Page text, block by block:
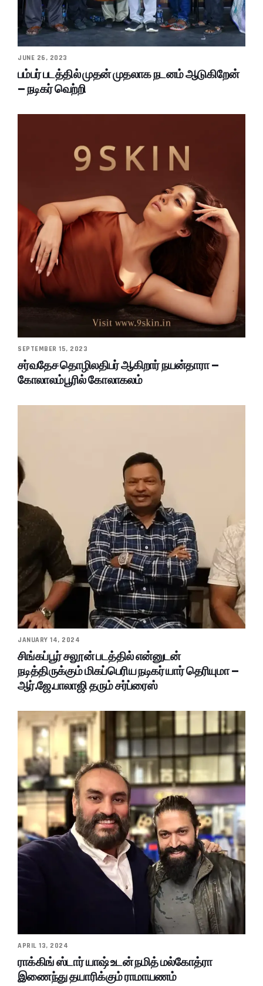
JUNE 26, 2023
பம்பர் படத்தில் முதன் முதலாக நடனம் ஆடுகிறேன்
– நடிகர் வெற்றி
SEPTEMBER 15, 2023
சர்வதேச தொழிலதிபர் ஆகிறார் நயன்தாரா –
கோலாலம்பூரில் கோலாகலம்
JANUARY 14, 2024
சிங்கப்பூர் சலூன் படத்தில் என்னுடன்
நடித்திருக்கும் மிகப்பெரிய நடிகர் யார் தெரியுமா –
ஆர்.ஜே.பாலாஜி தரும் சர்ப்ரைஸ்
APRIL 13, 2024
ராக்கிங் ஸ்டார் யாஷ் உடன் நமித் மல்கோத்ரா
இணைந்து தயாரிக்கும் ராமாயணம்